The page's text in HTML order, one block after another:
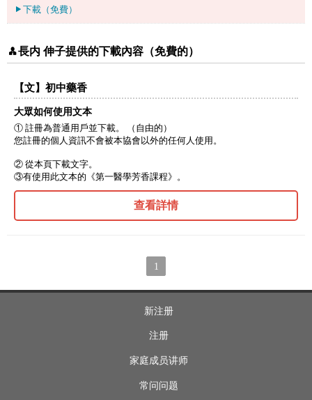
下載（免費）
長内 伸子提供的下載內容（免費的）
【文】初中藥香
大眾如何使用文本
① 註冊為普通用戶並下載。 （自由的）
您註冊的個人資訊不會被本協會以外的任何人使用。
② 從本頁下載文字。
③有使用此文本的《第一醫學芳香課程》。
查看詳情
1
新注册
注册
家庭成员讲师
常问问题